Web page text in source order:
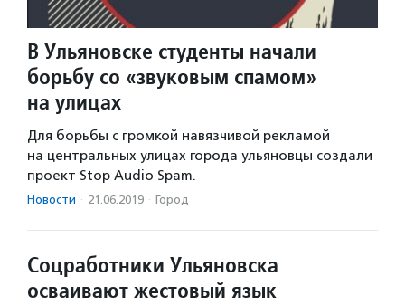
В Ульяновске студенты начали
борьбу со «звуковым спамом»
на улицах
Для борьбы с громкой навязчивой рекламой
на центральных улицах города ульяновцы создали
проект Stop Audio Spam.
Новости · 21.06.2019 · Город
Соцработники Ульяновска
осваивают жестовый язык